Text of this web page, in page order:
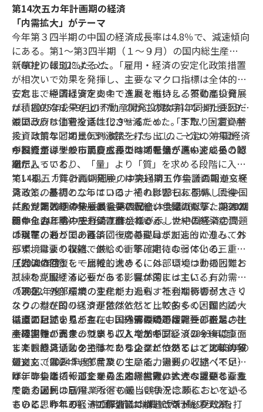
第14次五カ年計画期の経済
「内需拡大」がテーマ
今年第３四半期の中国の経済成長率は4.8％で、減速傾向
にある。第1～第3四半期（１～９月）の国内総生産
（GDP）は5.2％だった。
新華社の報道によると、「雇用・経済の安定化政策措置
が相次いで効果を発揮し、主要なマクロ指標は全体的に
安定し、経済は安定の中で進展を維持し、質の高い発展
が積極的な成果を上げた」のがこの数字になった要因だ
という。
これまで中国経済を支えてきたともいえる不動産投資
は、2025年1～9月の不動産開発投資は前年同期比13.9％
減で、うち住宅投資は12.9％減だった。また、固定資産
投資は前年同期比0.5％減だった。このことは、中国経済
が投資主導型から消費主導型への転換が進んでいること
を示している。
中国政府は消費を活性化させるため、「下取り・買い替
え」政策などの景気刺激策を打ち出し、一定の効果が見
られたが、一般市民レベルでは「景気が悪い」という認
識だ。
中国経済はすでに高度成長の時期を過ぎ、中速成長の時
期に入っており、「量」より「質」を求める段階に入っ
ている。「質の高い発展」は第14期五カ年計画期から経
済政策の基調となっている。それは23日に閉幕した中国
共産党第20期中央委員会第四回全体会議（以下、第20期
四中全会と略）でも受け継がれる。
第14期五カ年計画期間中の中央経済工作会議の報道文を
見ると、最初の二年はコロナ禍の影響もあるが、回復期
に入った残りの年も厳しい状況という認識だった。2021
年から24年の中央経済工作会議が示した中国経済の問題
は以下の通りである。
「わが国の経済発展は需要の収縮、供給の衝撃、期待の
弱体化の三重の圧力に直面している。世紀の感染症流行
の衝撃のもとで、百年に一度の変局が加速的に進み、外
部環境はより複雑で厳しく、不確定になっている」。
（2021年度）
「現在、わが国の経済回復の基礎はまだしっかりしてお
らず、需要の収縮、供給の衝撃、期待の弱体化の三重の
圧力は依然として比較的大きく、外部環境は動揺してお
り、わが国経済にもたらす影響が深まっている」。
（2022年度）
「経済の回復を一層推し進めるには、いくつかの困難と
試練を克服する必要がある。具体的には主に、有効需要
の不足、一部産業の生産能力過剰、社会期待の弱さ、リ
スクの潜在的リスクが依然として比較的多く、国内の大
循環に目詰まりが存在し、外部環境の複雑性、厳しさ、
不確実性が高まっていることである」。（2023年度）
「現在、外部環境の変化がもたらす不利な影響が大きく
なり、わが国の経済運営は依然として多くの困難と試練
に直面している。主に、国内需要の不足、一部企業の生
産経営難、大衆の就業・収入増加がプレッシャーに直面
しており、リスク・隠れたリスクが依然として比較的多
い」。（2024年度）
以上の記述を見ると、中国経済の問題は需要の不足、社
会の期待の弱さ、つまり、人々が中国経済の今後につい
て楽観的見通しを持っていないことである。どの年の報
道文も、需要ついて言及している。需要の収縮（不足）
はデフレを招くことから、内需拡大は大きな課題となっ
ている。
また、経済活動の主体である企業については、2023年の
報道文では、「一部産業の生産能力過剰」と述べていた
が、昨年は「一部企業の生産経営難」と述べている。生
産能力過剰はEV産業などの過当競争を念頭においている
ものと思われる。その解消には構造改革が必要だが、
昨年の会議の報道文を見ると、内需の拡大の重要な要素
である国民の雇用、所得も厳しい状況にあることを述べ
ている。今年3月、中国政府は消費拡大行動プランを打
さらに、昨年の経済工作会議では、「ストック政策」